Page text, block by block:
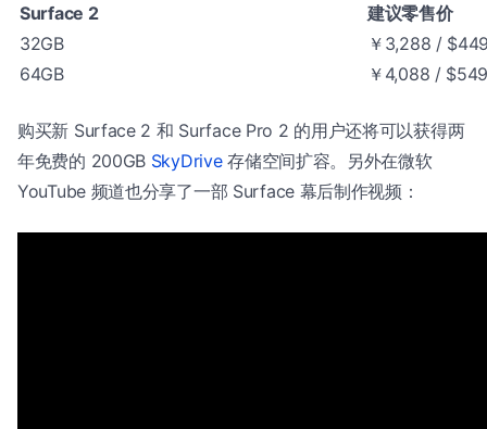
Surface 2
建议零售价
32GB
￥3,288 /
64GB
￥4,088 /
购买新 Surface 2 和 Surface Pro 2 的用户还将可以获得两
年免费的 200GB SkyDrive存储空间扩容。另外在微软
YouTube 频道也分享了一部 Surface 幕后制作视频：